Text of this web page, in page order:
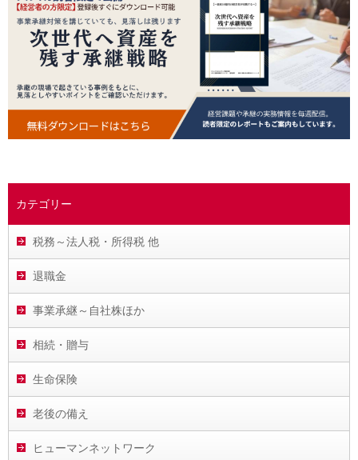
カテゴリー
税務～法人税・所得税 他
退職金
事業承継～自社株ほか
相続・贈与
生命保険
老後の備え
ヒューマンネットワーク